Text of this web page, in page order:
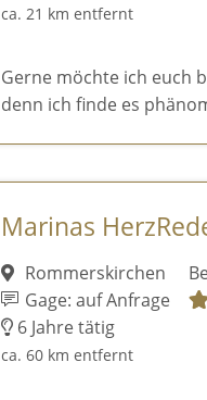
ca. 21 km entfernt
Gerne möchte ich euch
denn ich finde es
Marinas
Rommerskirchen
Gage: auf Anfrage
6 Jahre tätig
ca. 60 km entfernt